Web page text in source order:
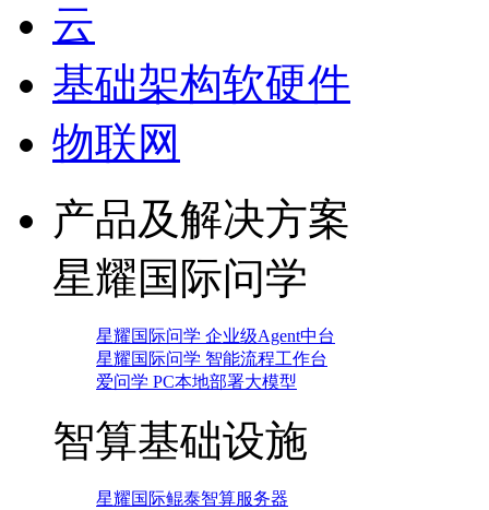
云
基础架构软硬件
物联网
产品及解决方案
星耀国际问学
星耀国际问学 企业级Agent中台
星耀国际问学 智能流程工作台
爱问学 PC本地部署大模型
智算基础设施
星耀国际鲲泰智算服务器